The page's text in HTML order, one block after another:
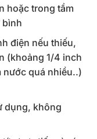
hoặc trong tầm
bình
điện nếu thiếu,
(khoảng 1/4 inch
quá nhiều..)
dụng, không